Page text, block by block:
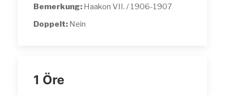
Bemerkung: Haakon VII. / 1906-1907
Doppelt: Nein
1 Öre